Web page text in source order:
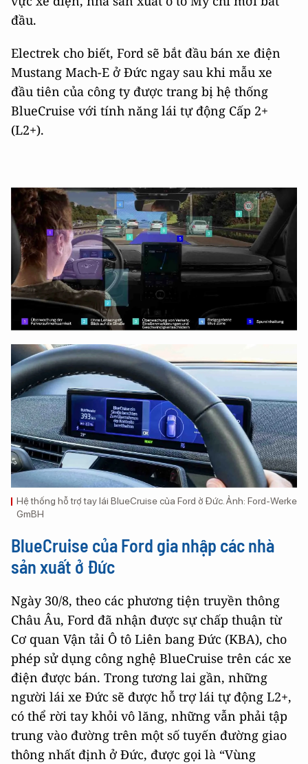
đầu.
Electrek cho biết, Ford sẽ bắt đầu bán xe điện
Mustang Mach-E ở Đức ngay sau khi mẫu xe
đầu tiên của công ty được trang bị hệ thống
BlueCruise với tính năng lái tự động Cấp 2+
(L2+).
Hệ thống hỗ trợ tay lái BlueCruise của Ford ở Đức. Ảnh: Ford-Werke
GmBH
BlueCruise của Ford gia nhập các nhà
sản xuất ở Đức
Ngày 30/8, theo các phương tiện truyền thông
Châu Âu, Ford đã nhận được sự chấp thuận từ
Cơ quan Vận tải Ô tô Liên bang Đức (KBA), cho
phép sử dụng công nghệ BlueCruise trên các xe
điện được bán. Trong tương lai gần, những
người lái xe Đức sẽ được hỗ trợ lái tự động L2+,
có thể rời tay khỏi vô lăng, những vẫn phải tập
trung vào đường trên một số tuyến đường giao
thông nhất định ở Đức, được gọi là “Vùng